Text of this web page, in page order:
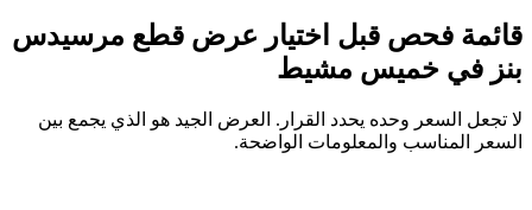
قائمة فحص قبل اختيار عرض قطع مرسيدس
بنز في خميس مشيط
لا تجعل السعر وحده يحدد القرار. العرض الجيد هو الذي يجمع بين
السعر المناسب والمعلومات الواضحة.